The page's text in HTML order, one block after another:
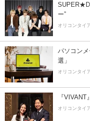
ー”
オリコンタイ
パソコン
選」
オリコンタイ
『
オリコンタイ